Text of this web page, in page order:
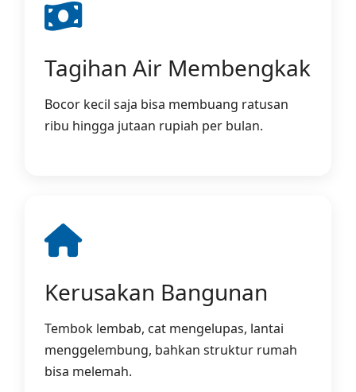
Tagihan Air Membengkak
Bocor kecil saja bisa membuang ratusan
ribu hingga jutaan rupiah per bulan.
Kerusakan Bangunan
Tembok lembab, cat mengelupas, lantai
menggelembung, bahkan struktur rumah
bisa melemah.